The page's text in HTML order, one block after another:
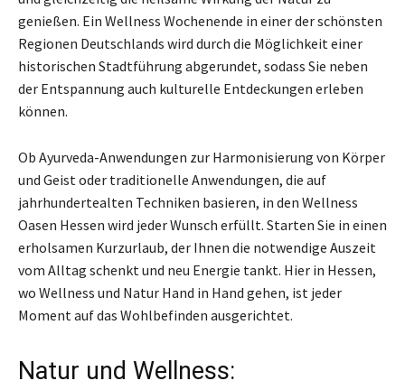
genießen. Ein Wellness Wochenende in einer der schönsten
Regionen Deutschlands wird durch die Möglichkeit einer
historischen Stadtführung abgerundet, sodass Sie neben
der Entspannung auch kulturelle Entdeckungen erleben
können.
Ob Ayurveda-Anwendungen zur Harmonisierung von Körper
und Geist oder traditionelle Anwendungen, die auf
jahrhundertealten Techniken basieren, in den Wellness
Oasen Hessen wird jeder Wunsch erfüllt. Starten Sie in einen
erholsamen Kurzurlaub, der Ihnen die notwendige Auszeit
vom Alltag schenkt und neu Energie tankt. Hier in Hessen,
wo Wellness und Natur Hand in Hand gehen, ist jeder
Moment auf das Wohlbefinden ausgerichtet.
Natur und Wellness: